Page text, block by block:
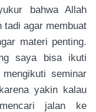
bahwa Allah
tadi agar membuat
materi penting.
saya bisa ikuti
seminar
yakin kalau
jalan ke